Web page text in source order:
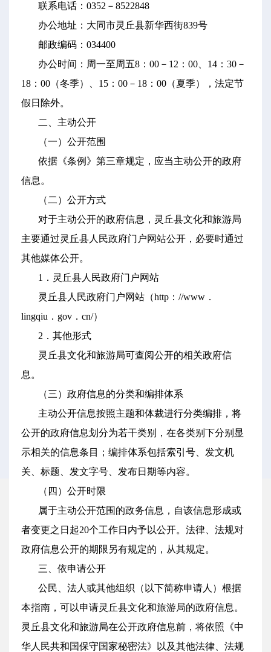
联系电话：0352－8522848
办公地址：大同市灵丘县新华西街839号
邮政编码：034400
办公时间：周一至周五8：00－12：00、14：30－
18：00（冬季）、15：00－18：00（夏季），法定节
假日除外。
二、主动公开
（一）公开范围
依据《条例》第三章规定，应当主动公开的政府
信息。
（二）公开方式
对于主动公开的政府信息，灵丘县文化和旅游局
主要通过灵丘县人民政府门户网站公开，必要时通过
其他媒体公开。
1．灵丘县人民政府门户网站
灵丘县人民政府门户网站（http：//www．
lingqiu．gov．cn/）
2．其他形式
灵丘县文化和旅游局可查阅公开的相关政府信
息。
（三）政府信息的分类和编排体系
主动公开信息按照主题和体裁进行分类编排，将
公开的政府信息划分为若干类别，在各类别下分别显
示相关的信息条目；编排体系包括索引号、发文机
关、标题、发文字号、发布日期等内容。
（四）公开时限
属于主动公开范围的政务信息，自该信息形成或
者变更之日起20个工作日内予以公开。法律、法规对
政府信息公开的期限另有规定的，从其规定。
三、依申请公开
公民、法人或其他组织（以下简称申请人）根据
本指南，可以申请灵丘县文化和旅游局的政府信息。
灵丘县文化和旅游局在公开政府信息前，将依照《中
华人民共和国保守国家秘密法》以及其他法律、法规